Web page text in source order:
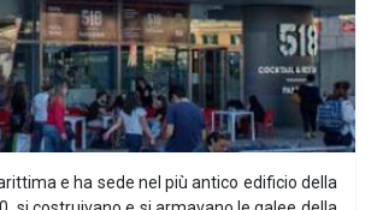
e ha sede nel più antico edificio della